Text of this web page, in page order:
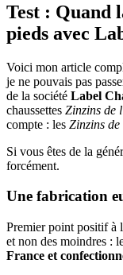
Test : Quand
pieds avec
Voici mon article
je ne pouvais pas
de la société Label
chaussettes Zinzins de
compte : les Zinzins de
Si vous êtes de la
forcément.
Une fabrication
Premier point positif à
et non des moindres :
France et